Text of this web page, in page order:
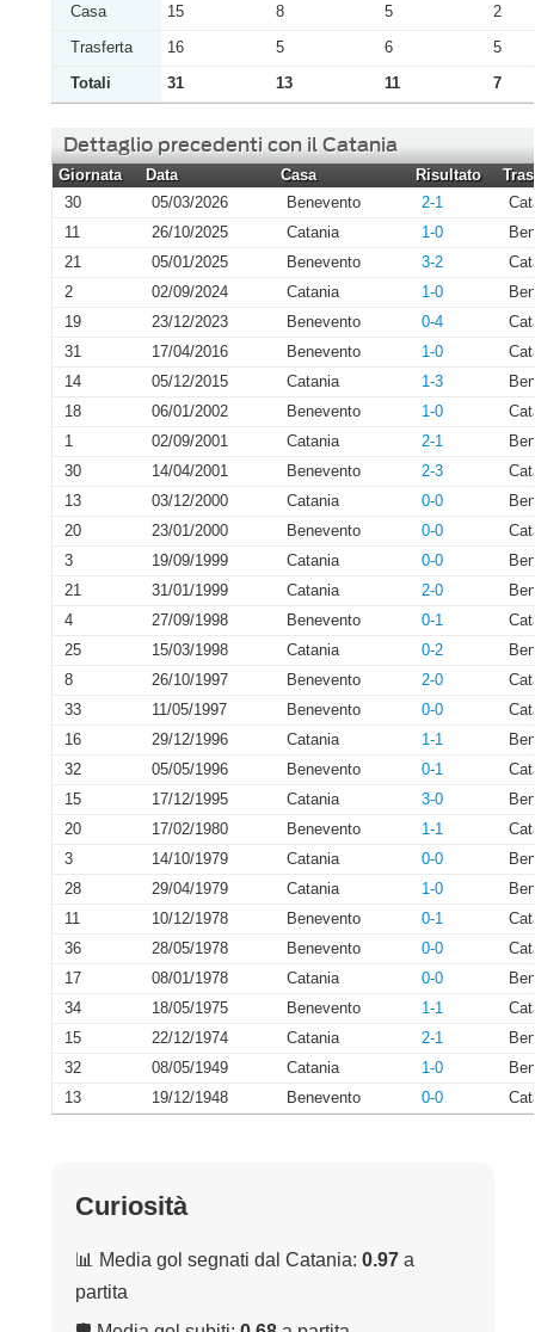
Casa
15 8 5
2
Trasferta
16 5 6
5
Totali
31 13 11 7
Dettaglio precedenti con il Catania
Giornata Data Casa Risultato
30
05/03/2026 Benevento 2-1
11
26/10/2025 Catania 1-0
21
05/01/2025 Benevento 3-2
2
02/09/2024 Catania 1-0
19
23/12/2023 Benevento 0-4
31
17/04/2016 Benevento 1-0
14
05/12/2015 Catania 1-3
18
06/01/2002 Benevento 1-0
1
02/09/2001 Catania 2-1
30
14/04/2001 Benevento 2-3
13
03/12/2000 Catania 0-0
20
23/01/2000 Benevento 0-0
3
19/09/1999 Catania 0-0
21
31/01/1999 Catania 2-0
4
27/09/1998 Benevento 0-1
25
15/03/1998 Catania 0-2
8
26/10/1997 Benevento 2-0
33
11/05/1997 Benevento 0-0
16
29/12/1996 Catania 1-1
32
05/05/1996 Benevento 0-1
15
17/12/1995 Catania 3-0
20
17/02/1980 Benevento 1-1
3
14/10/1979 Catania 0-0
28
29/04/1979 Catania 1-0
11
10/12/1978 Benevento 0-1
36
28/05/1978 Benevento 0-0
17
08/01/1978 Catania 0-0
34
18/05/1975 Benevento 1-1
15
22/12/1974 Catania 2-1
32
08/05/1949 Catania 1-0
13
19/12/1948 Benevento 0-0
Curiosità
📊 Media gol segnati dal Catania: 0.97 a
partita